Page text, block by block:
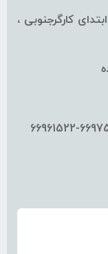
کارگرجنوبی ،